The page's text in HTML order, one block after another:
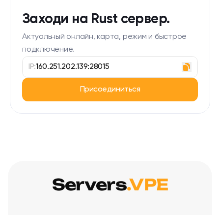
Заходи на Rust сервер.
Актуальный онлайн, карта, режим и быстрое
подключение.
IP:160.251.202.139:28015
Присоединиться
Servers.VPE